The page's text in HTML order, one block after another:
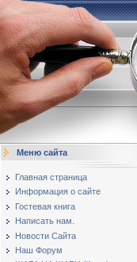
Меню сайта
Главная страница
Информация о сайте
Гостевая книга
Написать нам.
Новости Сайта
Наш Форум